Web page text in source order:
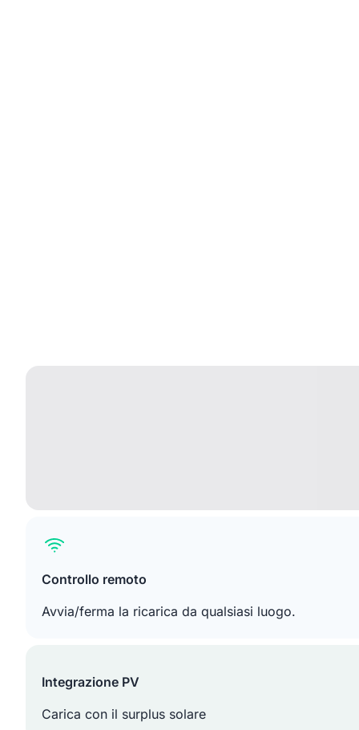
Controllo remoto
Avvia/ferma la ricarica da qualsiasi luogo.
Integrazione PV
Carica con il surplus solare